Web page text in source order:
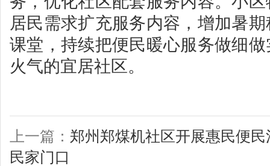
居民需求扩充服务内容，增加暑
课堂，持续把便民暖心服务做细
火气的宜居社区。
上一篇： 郑州郑煤机社区开展惠民便
民家门口